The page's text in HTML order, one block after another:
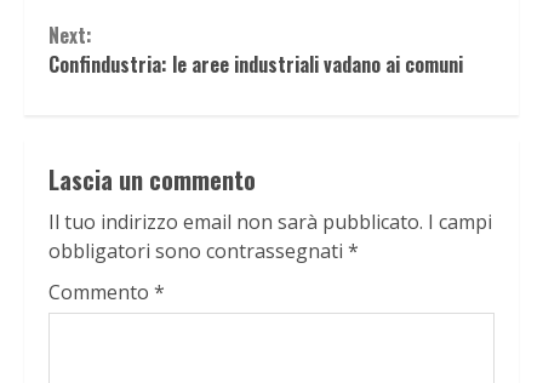
Next:
Confindustria: le aree industriali vadano ai comuni
Lascia un commento
Il tuo indirizzo email non sarà pubblicato. I campi
obbligatori sono contrassegnati *
Commento *